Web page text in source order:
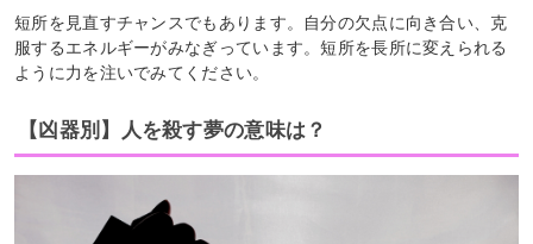
短所を見直すチャンスでもあります。自分の欠点に向き合い、克
服するエネルギーがみなぎっています。短所を長所に変えられる
ように力を注いでみてください。
【凶器別】人を殺す夢の意味は？